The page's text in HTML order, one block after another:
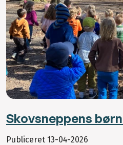
Skovsneppens
Publiceret 13-04-2026